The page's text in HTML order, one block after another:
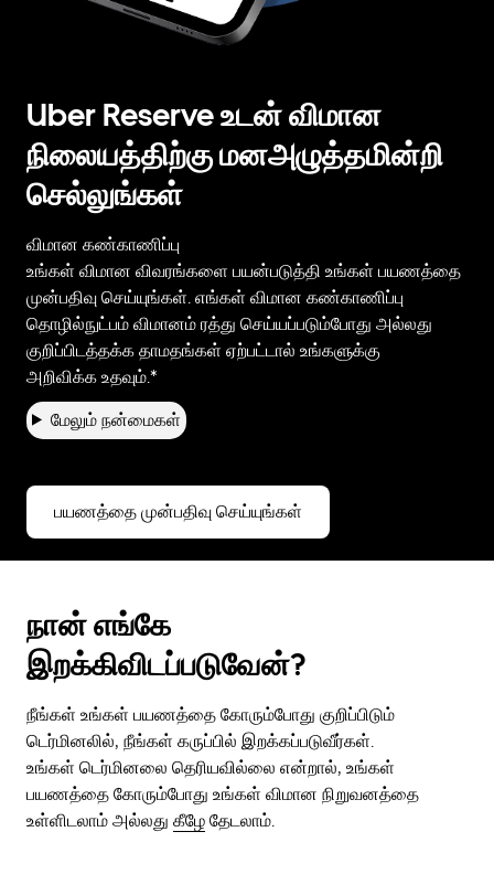
Uber Reserve உடன் விமான
நிலையத்திற்கு மனஅழுத்தமின்றி
செல்லுங்கள்
விமான கண்காணிப்பு
உங்கள் விமான விவரங்களை பயன்படுத்தி உங்கள் பயணத்தை
முன்பதிவு செய்யுங்கள். எங்கள் விமான கண்காணிப்பு
தொழில்நுட்பம் விமானம் ரத்து செய்யப்படும்போது அல்லது
குறிப்பிடத்தக்க தாமதங்கள் ஏற்பட்டால் உங்களுக்கு
அறிவிக்க உதவும்.*
மேலும் நன்மைகள்
பயணத்தை முன்பதிவு செய்யுங்கள்
நான் எங்கே
இறக்கிவிடப்படுவேன்?
நீங்கள் உங்கள் பயணத்தை கோரும்போது குறிப்பிடும்
டெர்மினலில், நீங்கள் கருப்பில் இறக்கப்படுவீர்கள்.
உங்கள் டெர்மினலை தெரியவில்லை என்றால், உங்கள்
பயணத்தை கோரும்போது உங்கள் விமான நிறுவனத்தை
உள்ளிடலாம் அல்லது கீழே தேடலாம்.